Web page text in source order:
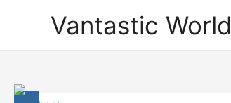
Vantastic World